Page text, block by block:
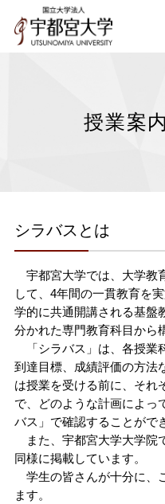
学長室から
宇都宮大学の理念と 方
宇大スピリット
ファクトブック（各種
組織・役員
目標と計画
教育システム
授業案内（シラバス）
教員一覧
研究者情報検索
研究費
FDについて
地域社会連携
地域創生推進機構
自治体等との協定締結
産学連携
TOP
大学との共同研究
研究者情報検索
知的財産活動について
国際交流
TOP
海外留学
海外渡航について
基金・ファンド
TOP
3C基金
キャンパスマップ
アクセスマップ
データサイエンス経営
地域デザイン科学部
国際学部
共同教育学部
工学部
農学部
附属施設・組織
TOP
学内共同施設
アドミッションセンタ
情報通信基盤センター
留学生・国際交流セン
研究推進機構
TOP
バイオサイエンス教育
大学教育推進機構
TOP
地域創生推進機構
宇都宮大学を活用
入学・留学・学びなお
TOP
アドミッション・ポリ
入試情報
大学との連携
大学施設の利用
キャンパスマップ
一般向け講座・セミナ
研究者総覧
情報公開
イベ
授業案
シラバスとは
宇都宮大学では、大学教
して、4年間の一貫教育を
学的に共通開講される基盤
分かれた専門教育科目から
「シラバス」は、各授業
到達目標、成績評価の方法
は授業を受ける前に、それ
で、どのような計画によっ
バス」で確認することがで
また、宇都宮大学大学院
同様に掲載しています。
学生の皆さんが十分に、
ます。